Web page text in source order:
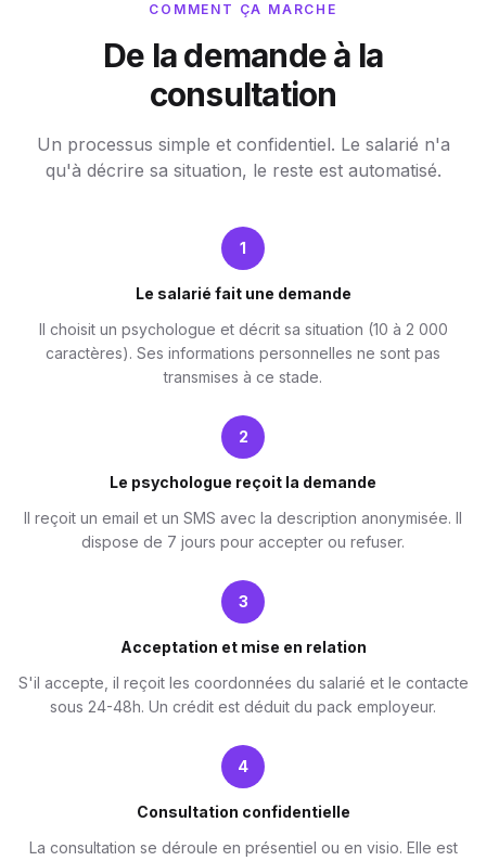
COMMENT ÇA MARCHE
De la demande à la
consultation
Un processus simple et confidentiel. Le salarié n'a
qu'à décrire sa situation, le reste est automatisé.
1
Le salarié fait une demande
Il choisit un psychologue et décrit sa situation (10 à 2 000
caractères). Ses informations personnelles ne sont pas
transmises à ce stade.
2
Le psychologue reçoit la demande
Il reçoit un email et un SMS avec la description anonymisée. Il
dispose de 7 jours pour accepter ou refuser.
3
Acceptation et mise en relation
S'il accepte, il reçoit les coordonnées du salarié et le contacte
sous 24-48h. Un crédit est déduit du pack employeur.
4
Consultation confidentielle
La consultation se déroule en présentiel ou en visio. Elle est